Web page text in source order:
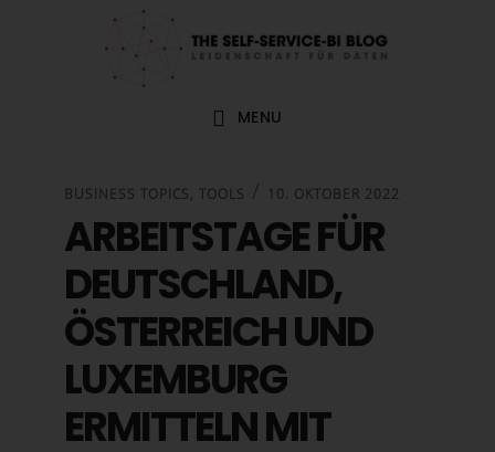
Hauptnavigation
Seitenspalte
MENU
BUSINESS TOPICS, TOOLS / 10. OKTOBER 2022
ARBEITSTAGE FÜR
DEUTSCHLAND,
ÖSTERREICH UND
LUXEMBURG
ERMITTELN MIT